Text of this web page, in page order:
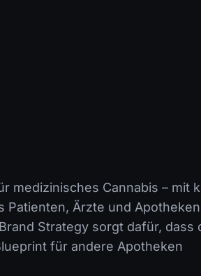
medizinisches Cannabis – mit
Patienten, Ärzte und Apotheken
Strategy sorgt dafür, dass
für andere Apotheken